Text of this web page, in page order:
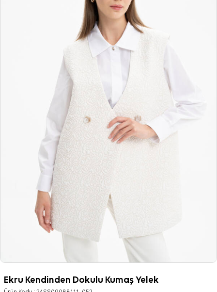
Ekru Kendinden Dokulu Kumaş Yelek